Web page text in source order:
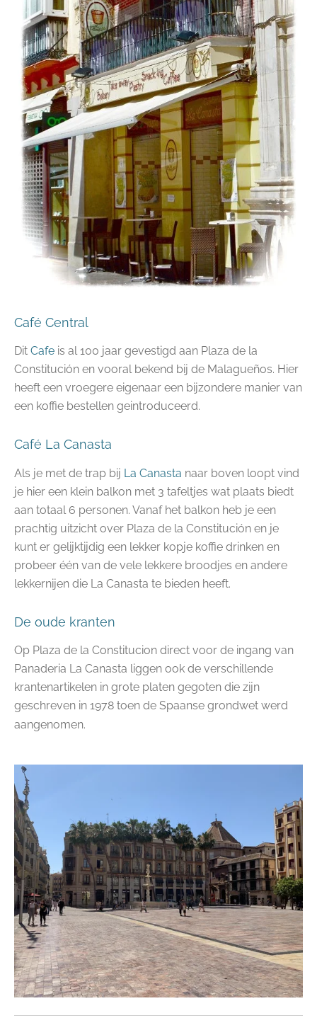
Café Central
Dit Cafe is al 100 jaar gevestigd aan Plaza de la
Constitución en vooral bekend bij de Malagueños. Hier
heeft een vroegere eigenaar een bijzondere manier van
een koffie bestellen geintroduceerd.
Café La Canasta
Als je met de trap bij La Canasta naar boven loopt vind
je hier een klein balkon met 3 tafeltjes wat plaats biedt
aan totaal 6 personen. Vanaf het balkon heb je een
prachtig uitzicht over Plaza de la Constitución en je
kunt er gelijktijdig een lekker kopje koffie drinken en
probeer één van de vele lekkere broodjes en andere
lekkernijen die La Canasta te bieden heeft.
De oude kranten
Op Plaza de la Constitucion direct voor de ingang van
Panaderia La Canasta liggen ook de verschillende
krantenartikelen in grote platen gegoten die zijn
geschreven in 1978 toen de Spaanse grondwet werd
aangenomen.